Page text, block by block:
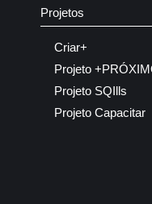
Projetos
Criar+
Projeto
Projeto SQIlls
Projeto Capacitar